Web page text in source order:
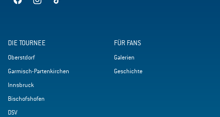
DIE TOURNEE
Oberstdorf
Garmisch-Partenkirchen
Innsbruck
Bischofshofen
DSV
FÜR FANS
Galerien
Geschichte